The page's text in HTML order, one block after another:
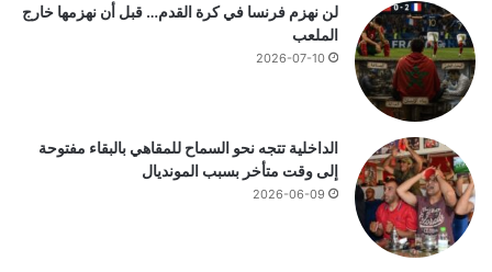
لن نهزم فرنسا في كرة القدم… قبل أن نهزمها خارج
الملعب
2026-07-10
الداخلية تتجه نحو السماح للمقاهي بالبقاء مفتوحة
إلى وقت متأخر بسبب المونديال
2026-06-09